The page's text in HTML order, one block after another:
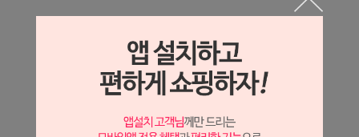
상세정보 새창 열기
상세 정보를 확대해 보실 수 있습니다.